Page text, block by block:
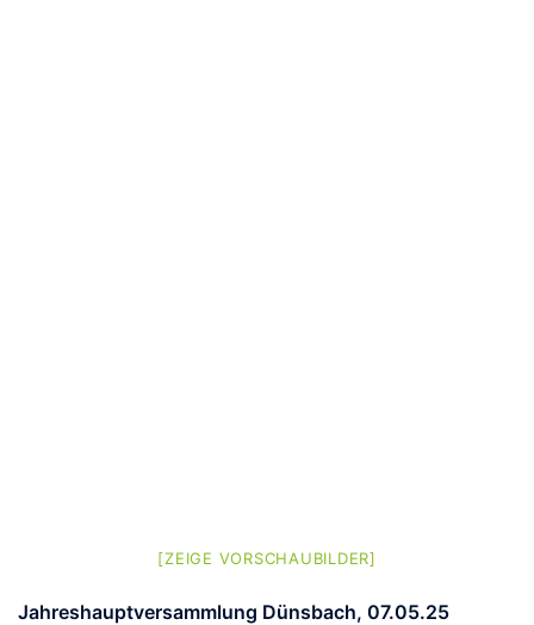
[ZEIGE VORSCHAUBILDER]
Jahreshauptversammlung Dünsbach, 07.05.25